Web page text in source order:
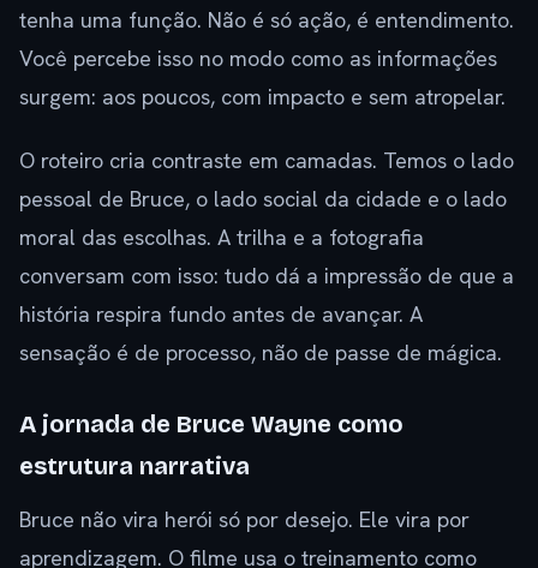
tenha uma função. Não é só ação, é entendimento.
Você percebe isso no modo como as informações
surgem: aos poucos, com impacto e sem atropelar.
O roteiro cria contraste em camadas. Temos o lado
pessoal de Bruce, o lado social da cidade e o lado
moral das escolhas. A trilha e a fotografia
conversam com isso: tudo dá a impressão de que a
história respira fundo antes de avançar. A
sensação é de processo, não de passe de mágica.
A jornada de Bruce Wayne como
estrutura narrativa
Bruce não vira herói só por desejo. Ele vira por
aprendizagem. O filme usa o treinamento como